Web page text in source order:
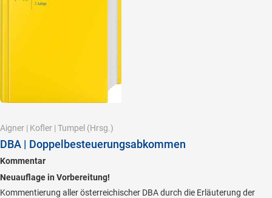
Aigner | Kofler | Tumpel (Hrsg.)
DBA | Doppelbesteuerungsabkommen
Kommentar
Neuauflage in Vorbereitung!
Kommentierung aller österreichischer DBA durch die Erläuterung der